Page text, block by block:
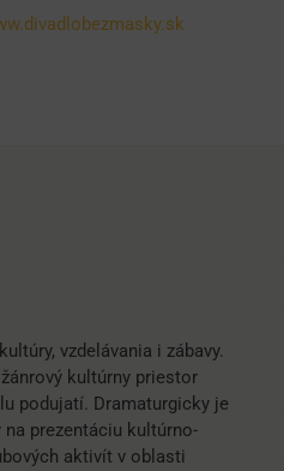
vzdelávania i zábavy.
kultúrny priestor
podujatí. Dramaturgicky je
prezentáciu kultúrno-
aktivít v oblasti